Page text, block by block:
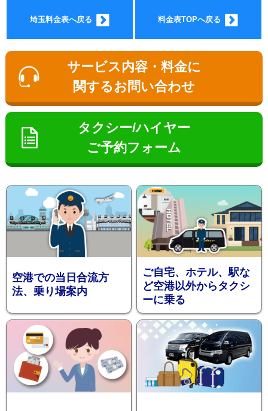
金
インフ
ォメー
埼玉料金表へ戻る 料金表TOPへ戻る
サービス内容・料金に
関するお問い合わせ
タクシー/ハイヤー
ご予約フォーム
空港での当日合流方
法、乗り場案内
ご自宅、ホテル、駅な
ど空港以外からタクシ
ーに乗る